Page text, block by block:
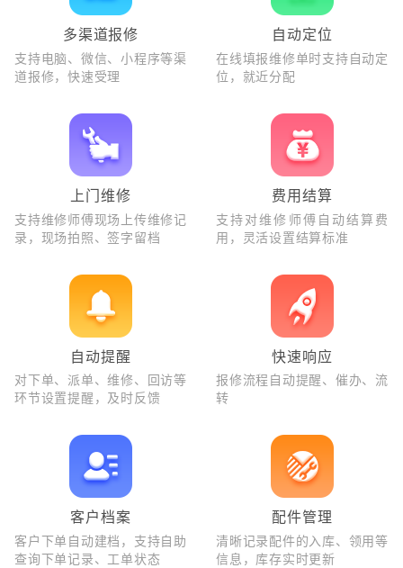
多渠道报修
支持电脑、微信、小程序等渠
道报修，快速受理
自动定位
在线填报维修单时支持自动定
位，就近分配
上门维修
支持维修师傅现场上传维修记
录，现场拍照、签字留档
费用结算
支持对维修师傅自动结算费
用，灵活设置结算标准
自动提醒
对下单、派单、维修、回访等
环节设置提醒，及时反馈
快速响应
报修流程自动提醒、催办、流
转
客户档案
客户下单自动建档，支持自助
查询下单记录、工单状态
配件管理
清晰记录配件的入库、领用等
信息，库存实时更新